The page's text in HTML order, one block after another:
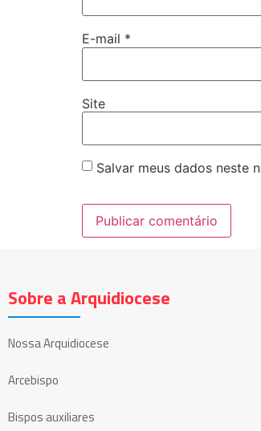
E-mail *
Site
Salvar meus dados neste
Sobre a Arquidiocese
Nossa Arquidiocese
Arcebispo
Bispos auxiliares